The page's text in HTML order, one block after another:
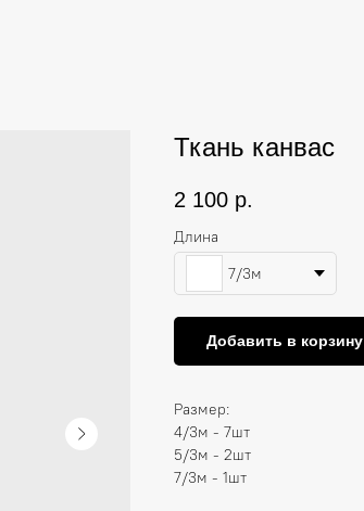
Ткань канвас
2 100 р.
Длина
7/3м
Добавить в корзину
Размер:
4/3м - 7шт
5/3м - 2шт
7/3м - 1шт